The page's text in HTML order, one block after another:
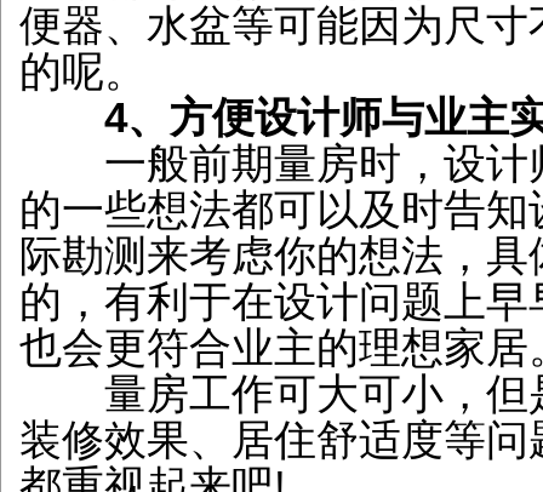
便器、水盆等可能因为尺
的呢。
4、方便设计师与业主
一般前期量房时，设计
的一些想法都可以及时告
际勘测来考虑你的想法，
的，有利于在设计问题上
也会更符合业主的理想家居
量房工作可大可小，但
装修效果、居住舒适度等